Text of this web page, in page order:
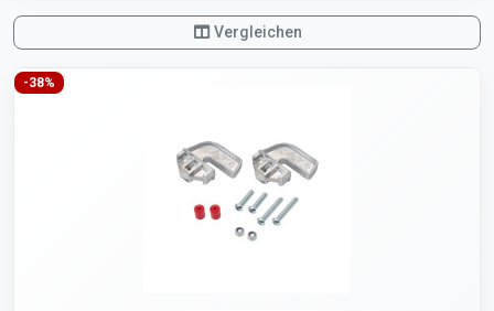
Vergleichen
-38%